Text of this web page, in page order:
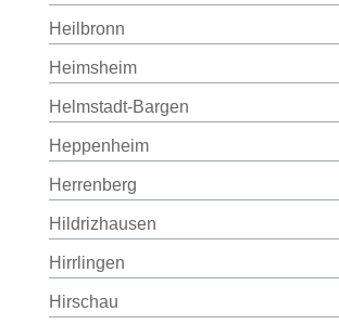
Heilbronn
Heimsheim
Helmstadt-Bargen
Heppenheim
Herrenberg
Hildrizhausen
Hirrlingen
Hirschau